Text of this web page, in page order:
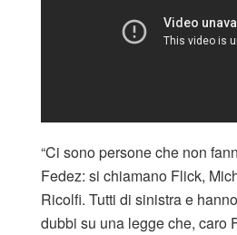
“Ci sono persone che non
Fedez: si chiamano Flick,
Ricolfi. Tutti di sinistra e
dubbi su una legge che, caro